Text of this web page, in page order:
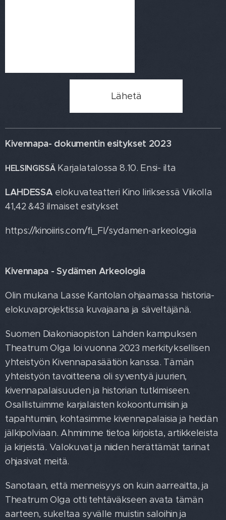
Lähetä
Kivennapa- dokumentin esitykset 2023
HELSINGISSÄ Karjalatalossa 8.10. Ensi- ilta
LAHDESSA elokuvateatteri Kino Iiriksessä Viikolla
41,42 &43 ilmaiset esitykset
https://kinoiiris.com/fi_FI/sydamen-arkeologia
Kivennapa - Sydämen Arkeologia
Olin mukana Lasse Kantolan ohjaamassa historia-
elokuvaprojektissa kuvajaana ja säveltäjänä.
Suomen Diakoniaopiston Lahden kampuksen
Theatrum Olga loi vuonna 2023 merkityksellisen
yhteistyön Kivennapasäätiön kanssa. Tämän
yhteistyön tavoitteena oli syventyä juurien,
kivennapalaisuuden ja historian tutkimiseen.
Osallistuimme karjalaisten kokoontumisiin ja
tapahtumiin, kohtasimme kivennapalaisia ja heidän
jälkipolviaan. Ahmimme tietoa kirjoista, artikkeleista
ja kirjeistä. Valokuvat ja niiden herättämät tarinat
ohjasivat meitä.
Sanotaan, että menneisyys on kuin aarreaitta, ja
Theatrum Olga otti tehtäväkseen avata tämän
aarteen, sukeltaa syvälle muistin saloihin ja